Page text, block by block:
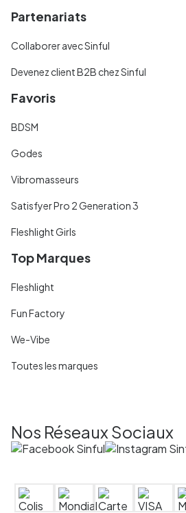
Partenariats
Collaborer avec Sinful
Devenez client B2B chez Sinful
Favoris
BDSM
Godes
Vibromasseurs
Satisfyer Pro 2 Generation 3
Fleshlight Girls
Top Marques
Fleshlight
Fun Factory
We-Vibe
Toutes les marques
Nos Réseaux Sociaux